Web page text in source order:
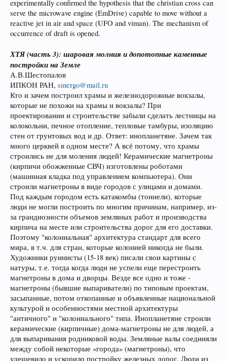
experimentally confirmed the hypothesis that the christian cross can
serve the microwave engine (EmDrive) capable to move without a
reactive jet in air and space (UFO and viman). The mechanism of
occurrence of draft is opened.
ХТЯ (часть 3): шаровая молния и допотопные каменные
постройки на Земле
А.В.Шестопалов
ИПКОН РАН, sinergo@mail.ru
Кто и зачем построил храмы и железнодорожные вокзалы,
которые не похожи на храмы и вокзалы? При
проектировании и строительстве забыли сделать лестницы на
колокольни, печное отопление, тепловые тамбуры, изоляцию
стен от грунтовых вод и др. Ответ: инопланетяне. Зачем так
много церквей в одном месте? А всё потому, что храмы
строились не для моления людей! Керамические магнетроны
(кирпичи обожженные СВЧ) изготовлены роботами
(машинная кладка под управлением компьютера). Они
строили магнетроны в виде городов с улицами и домами.
Под каждым городом есть катакомбы (тоннели), которые
люди не могли построить по многим причинам, например, из-
за грандиозности объемов земляных работ и производства
кирпича на месте или строительства дорог для его доставки.
Поэтому "колониальная" архитектура стандарт для всего
мира, в т.ч. для стран, которые колонией никогда не были.
Художники руинисты (15-18 век) писали свои картины с
натуры, т.е. тогда когда люди не успели еще перестроить
магнетроны в дома и дворцы. Везде все одно и тоже -
магнетроны (бывшие выпариватели) по типовым проектам,
засыпанные, потом откопанные и объявленные национальной
культурой и особенностями местной архитектуры
"античного" и "колониального" типа. Инопланетяне строили
керамические (кирпичные) дома-магнетроны не для людей, а
для выпаривания родниковой воды. Земляные валы соединяли
между собой некоторые «города» (магнетроны), что
удешевило и ускорило постройку железных дорог. Люди из